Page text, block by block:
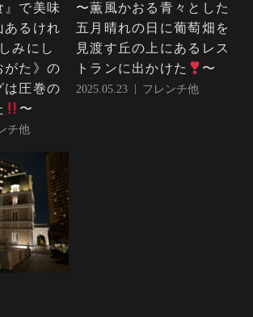
』で美味
あるけれ
みにし
がた》の
は圧巻の
〜
チ他
〜薫風かおる青々とした
五月晴れの日に葡萄畑を
見渡す丘の上にあるレス
トランに出かけた
〜
2025.05.23 フレンチ他